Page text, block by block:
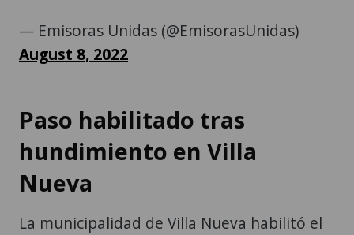
— Emisoras Unidas (@EmisorasUnidas)
August 8, 2022
Paso habilitado tras
hundimiento en Villa
Nueva
La municipalidad de Villa Nueva habilitó el